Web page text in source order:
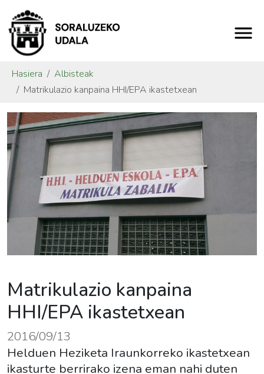
Hasiera
Albisteak
Matrikulazio kanpaina HHI/EPA ikastetxean
Matrikulazio kanpaina
HHI/EPA ikastetxean
2016/09/13
Helduen Heziketa Iraunkorreko ikastetxean
ikasturte berrirako izena eman nahi duten